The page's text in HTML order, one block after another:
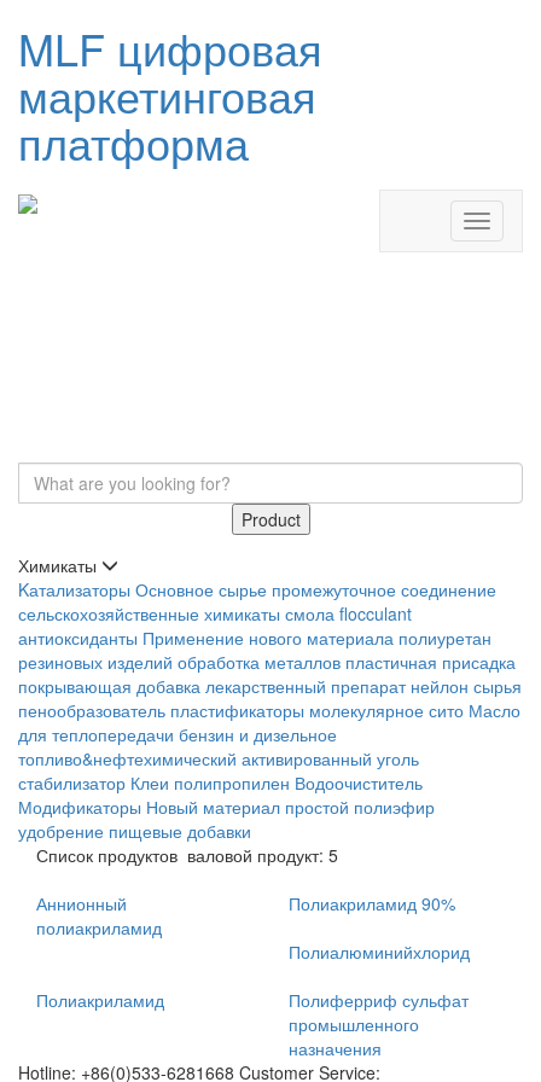
MLF цифровая
маркетинговая
платформа
Product
Химикаты
Kатализаторы Основное сырье промежуточное соединение
сельскохозяйственные химикаты смола flocculant
антиоксиданты Применение нового материала полиуретан
резиновых изделий обработка металлов пластичная присадка
покрывающая добавка лекарственный препарат нейлон сырья
пенообразователь пластификаторы молекулярное сито Масло
для теплопередачи бензин и дизельное
топливо&нефтехимический активированный уголь
стабилизатор Клеи полипропилен Водоочиститель
Модификаторы Новый материал простой полиэфир
удобрение пищевые добавки
Список продуктов валовой продукт: 5
Аннионный
полиакриламид
Полиакриламид 90%
Полиалюминийхлорид
Полиакриламид
Полиферриф сульфат
промышленного
назначения
Hotline: +86(0)533-6281668 Customer Service: